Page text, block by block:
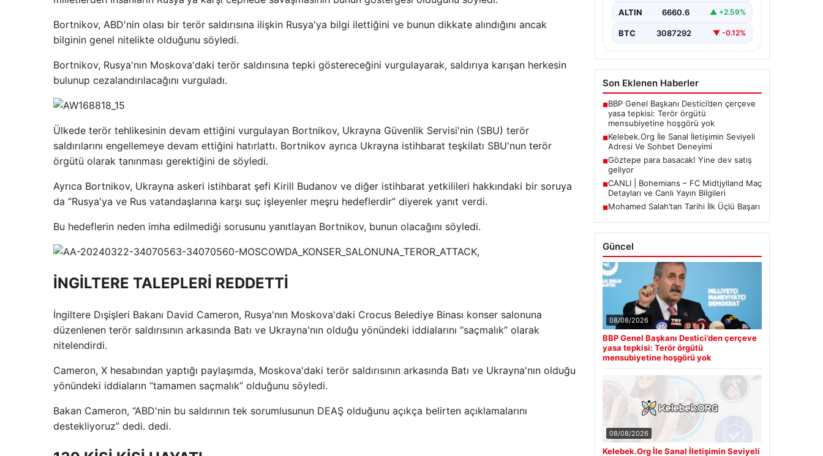
Bortnikov, ABD'nin olası bir terör saldırısına ilişkin Rusya'ya bilgi ilettiğini ve bunun dikkate alındığını ancak
bilginin genel nitelikte olduğunu söyledi.
Bortnikov, Rusya'nın Moskova'daki terör saldırısına tepki göstereceğini vurgulayarak, saldırıya karışan herkesin
bulunup cezalandırılacağını vurguladı.
Ülkede terör tehlikesinin devam ettiğini vurgulayan Bortnikov, Ukrayna Güvenlik Servisi'nin (SBU) terör
saldırılarını engellemeye devam ettiğini hatırlattı. Bortnikov ayrıca Ukrayna istihbarat teşkilatı SBU'nun terör
örgütü olarak tanınması gerektiğini de söyledi.
Ayrıca Bortnikov, Ukrayna askeri istihbarat şefi Kirill Budanov ve diğer istihbarat yetkilileri hakkındaki bir soruya
da “Rusya'ya ve Rus vatandaşlarına karşı suç işleyenler meşru hedeflerdir” diyerek yanıt verdi.
Bu hedeflerin neden imha edilmediği sorusunu yanıtlayan Bortnikov, bunun olacağını söyledi.
,
İNGİLTERE TALEPLERİ REDDETTİ
İngiltere Dışişleri Bakanı David Cameron, Rusya'nın Moskova'daki Crocus Belediye Binası konser salonuna
düzenlenen terör saldırısının arkasında Batı ve Ukrayna'nın olduğu yönündeki iddialarını “saçmalık” olarak
nitelendirdi.
Cameron, X hesabından yaptığı paylaşımda, Moskova'daki terör saldırısının arkasında Batı ve Ukrayna'nın olduğu
yönündeki iddiaların “tamamen saçmalık” olduğunu söyledi.
Bakan Cameron, “ABD'nin bu saldırının tek sorumlusunun DEAŞ olduğunu açıkça belirten açıklamalarını
destekliyoruz” dedi. dedi.
etmektedir. Halen…
ALTIN 6660.6 ▲ +2.59%
BTC 3087292 ▼ -0.12%
Son Eklenen Haberler
■BBP Genel Başkanı Destici’den çerçeve
yasa tepkisi: Terör örgütü
mensubiyetine hoşgörü yok
■Kelebek.Org İle Sanal İletişimin Seviyeli
Adresi Ve Sohbet Deneyimi
■Göztepe para basacak! Yine dev satış
geliyor
■CANLI | Bohemians – FC Midtjylland Maç
Detayları ve Canlı Yayın Bilgileri
■Mohamed Salah’tan Tarihi İlk Üçlü Başarı
Güncel
08/08/2026
BBP Genel Başkanı Destici’den çerçeve
yasa tepkisi: Terör örgütü
mensubiyetine hoşgörü yok
08/08/2026
Kelebek.Org İle Sanal İletişimin Seviyeli